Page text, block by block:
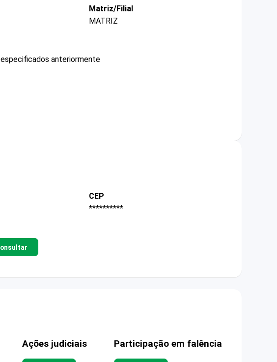
Matriz/Filial
MATRIZ
anteriormente
CEP
**********
Ações judiciais Participação em falência